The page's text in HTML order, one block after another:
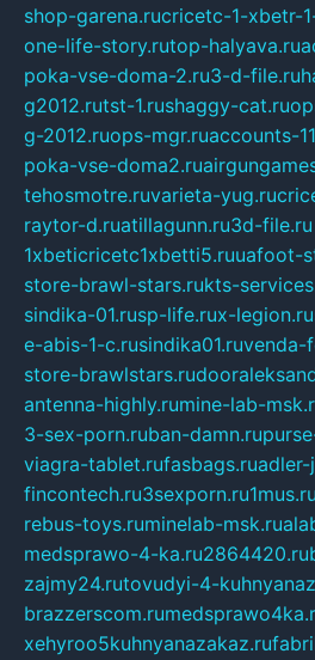
shop-garena.rucricetc-1-xbetr-
one-life-story.rutop-halyava.ru
poka-vse-doma-2.ru3-d-file.ru
g2012.rutst-1.rushaggy-cat.ru
g-2012.ruops-mgr.ruaccounts-
poka-vse-doma2.ru
tehosmotre.ruvarieta-yug.ru
raytor-d.ruatillagunn.ru3d-file.ru
1xbeticricetc1xbetti5.ruuafoot-
store-brawl-stars.rukts-
sindika-01.rusp-life.rux-legion.ru
e-abis-1-c.rusindika01.ruvenda-
store-brawlstars.ru
antenna-highly.rumine-lab-
3-sex-porn.ruban-damn.ru
viagra-tablet.rufasbags.ruadler-
fincontech.ru3sexporn.ru1mus.ru
rebus-toys.ruminelab-msk.ru
medsprawo-4-ka.ru2864420.ru
zajmy24.rutovudyi-4-
brazzerscom.ru
xehyroo5kuhnyanazakaz.ru